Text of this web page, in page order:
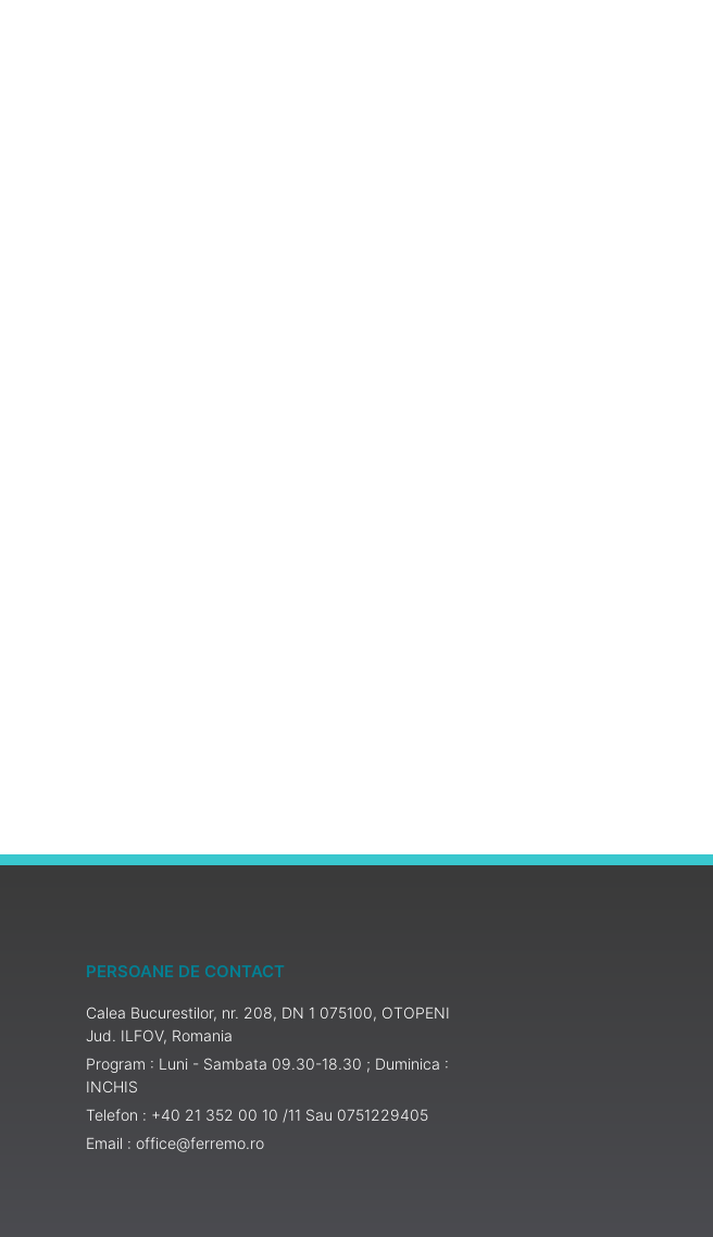
PERSOANE DE CONTACT
Calea Bucurestilor, nr. 208, DN 1 075100, OTOPENI
Jud. ILFOV, Romania
Program : Luni - Sambata 09.30-18.30 ; Duminica :
INCHIS
Telefon : +40 21 352 00 10 /11 Sau 0751229405
Email : office@ferremo.ro